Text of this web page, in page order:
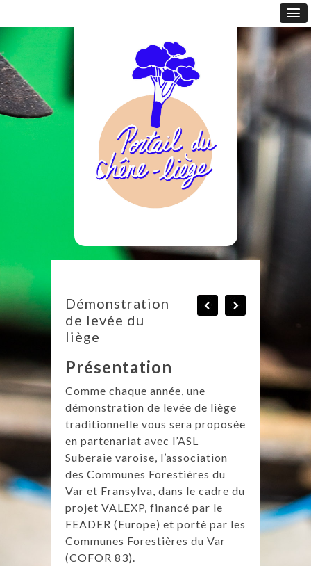
Démonstration
de levée du
liège
Présentation
Comme chaque année, une
démonstration de levée de liège
traditionnelle vous sera proposée
en partenariat avec l’ASL
Suberaie varoise, l’association
des Communes Forestières du
Var et Fransylva, dans le cadre du
projet VALEXP, financé par le
FEADER (Europe) et porté par les
Communes Forestières du Var
(COFOR 83).